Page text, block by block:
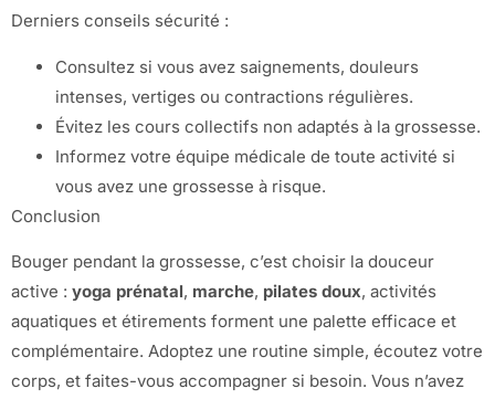
Derniers conseils sécurité :
Consultez si vous avez saignements, douleurs
intenses, vertiges ou contractions régulières.
Évitez les cours collectifs non adaptés à la grossesse.
Informez votre équipe médicale de toute activité si
vous avez une grossesse à risque.
Conclusion
Bouger pendant la grossesse, c’est choisir la douceur
active : yoga prénatal, marche, pilates doux, activités
aquatiques et étirements forment une palette efficace et
complémentaire. Adoptez une routine simple, écoutez votre
corps, et faites-vous accompagner si besoin. Vous n’avez